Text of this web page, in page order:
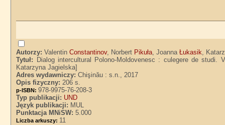
Autorzy:ValentinConstantinov, Norbert Pikuła, JoannaŁukasik,
Tytuł:
Dialog intercultural Polono-Moldovenesc : culegere de studi.
Katarzyna Jagielska]
Adres wydawniczy:Chişinău : s.n., 2017
Opis fizyczny:206 s.
p-ISBN:978-9975-76-208-3
Typ publikacji: UND
Język publikacji: MUL
Punktacja MNiSW:5.000
Liczba arkuszy: 11